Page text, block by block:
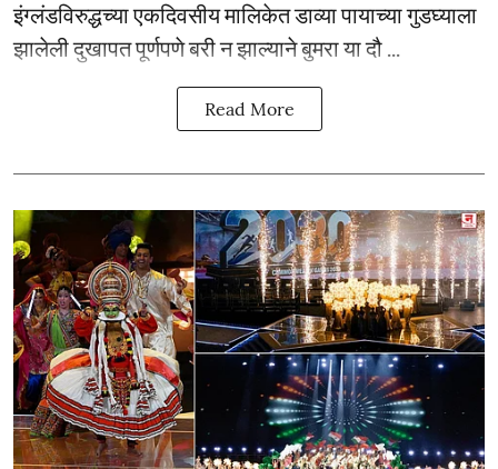
इंग्लंडविरुद्धच्या एकदिवसीय मालिकेत डाव्या पायाच्या गुडघ्याला
झालेली दुखापत पूर्णपणे बरी न झाल्याने बुमरा या दौ ...
Read More